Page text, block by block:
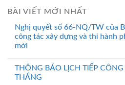
BÀI VIẾT MỚI NHẤT
Nghị quyết số 66-NQ/TW của
công tác xây dựng và thi hành
mới
THÔNG BÁO LỊCH TIẾP
THÁNG